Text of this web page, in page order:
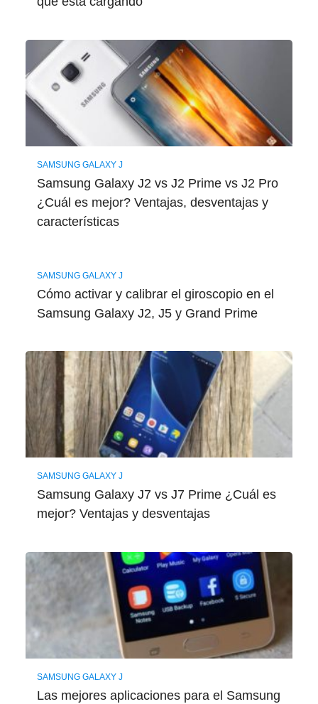
SAMSUNG GALAXY J
Samsung Galaxy J2 vs J2 Prime vs J2 Pro
¿Cuál es mejor? Ventajas, desventajas y
características
SAMSUNG GALAXY J
Cómo activar y calibrar el giroscopio en el
Samsung Galaxy J2, J5 y Grand Prime
SAMSUNG GALAXY J
Samsung Galaxy J7 vs J7 Prime ¿Cuál es
mejor? Ventajas y desventajas
SAMSUNG GALAXY J
Las mejores aplicaciones para el Samsung